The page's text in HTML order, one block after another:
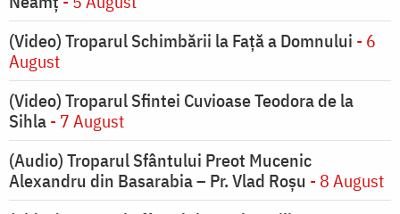
(Video) Troparul Schimbării la Față a Domnului - 6
August
(Video) Troparul Sfintei Cuvioase Teodora de la
Sihla- 7 August
(Audio) Troparul Sfântului Preot Mucenic
Alexandru din Basarabia – Pr. Vlad Roșu - 8 August